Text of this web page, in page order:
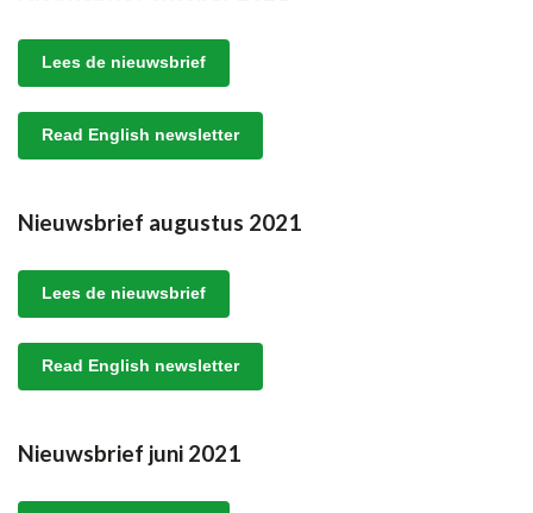
Lees de nieuwsbrief
Read English newsletter
Nieuwsbrief augustus 2021
Lees de nieuwsbrief
Read English newsletter
Nieuwsbrief juni 2021